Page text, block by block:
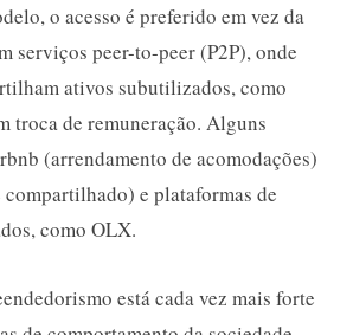
o acesso é preferido em vez da
serviços peer-to-peer (P2P), onde
ativos subutilizados, como
troca de remuneração. Alguns
(arrendamento de acomodações)
e plataformas de
como OLX.
está cada vez mais forte